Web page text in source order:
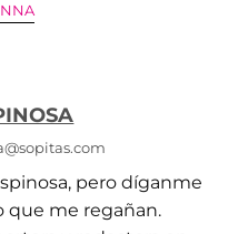
pero díganme
que me regañan.